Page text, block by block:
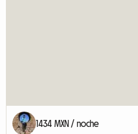
1434 MXN / noche